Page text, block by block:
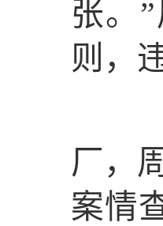
张。
则，
收
厂，
案情